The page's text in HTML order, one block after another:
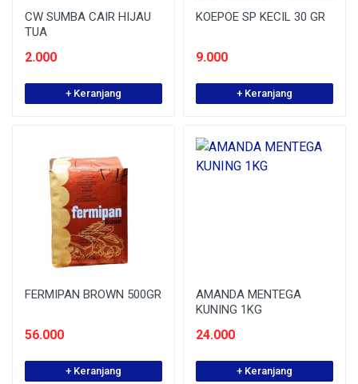
CW SUMBA CAIR HIJAU
TUA
2.000
+ Keranjang
KOEPOE SP KECIL 30 GR
9.000
+ Keranjang
FERMIPAN BROWN 500GR
56.000
+ Keranjang
AMANDA MENTEGA
KUNING 1KG
24.000
+ Keranjang